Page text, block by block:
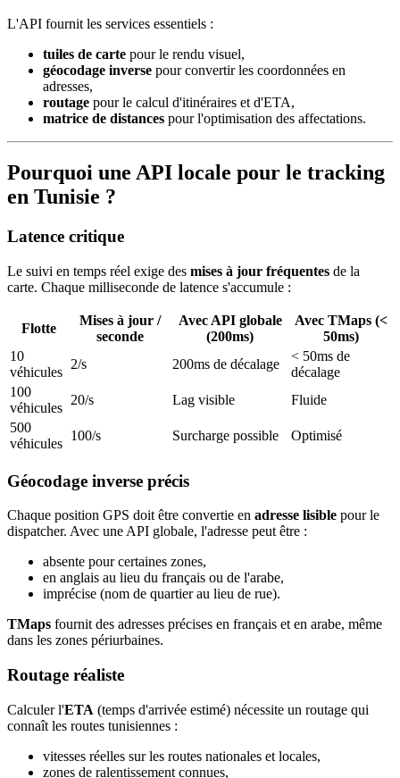
L'API fournit les services essentiels :
tuiles de carte pour le rendu visuel,
géocodage inverse pour convertir les coordonnées en
adresses,
routage pour le calcul d'itinéraires et d'ETA,
matrice de distances pour l'optimisation des affectations.
Pourquoi une API locale pour le tracking
en Tunisie ?
Latence critique
Le suivi en temps réel exige des mises à jour fréquentes de la
carte. Chaque milliseconde de latence s'accumule :
Flotte
Mises à jour /
seconde
Avec API globale
(200ms)
Avec TMaps (<
50ms)
10
véhicules
2/s 200ms de décalage
< 50ms de
décalage
100
véhicules
20/s Lag visible
Fluide
500
véhicules
100/s Surcharge possible Optimisé
Géocodage inverse précis
Chaque position GPS doit être convertie en adresse lisible pour le
dispatcher. Avec une API globale, l'adresse peut être :
absente pour certaines zones,
en anglais au lieu du français ou de l'arabe,
imprécise (nom de quartier au lieu de rue).
TMaps fournit des adresses précises en français et en arabe, même
dans les zones périurbaines.
Routage réaliste
Calculer l'ETA (temps d'arrivée estimé) nécessite un routage qui
connaît les routes tunisiennes :
vitesses réelles sur les routes nationales et locales,
zones de ralentissement connues,